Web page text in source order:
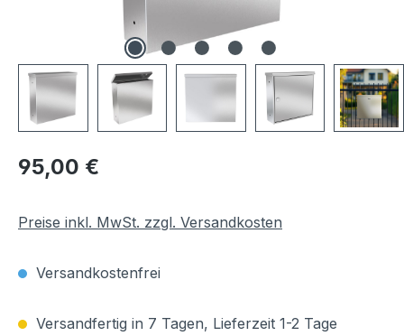
Regulärer Preis:
95,00 €
Preise inkl. MwSt. zzgl. Versandkosten
Versandkostenfrei
Versandfertig in 7 Tagen, Lieferzeit 1-2 Tage